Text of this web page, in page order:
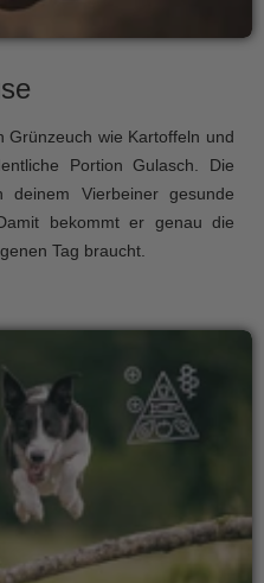
Grünzeuch wie Kartoffeln und
Portion Gulasch. Die
deinem Vierbeiner gesunde
bekommt er genau die
Tag braucht.